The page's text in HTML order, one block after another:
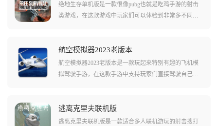
绝地生存单机版是一款很像pubg也就是吃鸡手游的射击
类游戏，在这款游戏中玩家们可以体验到非常多不同种
手，磨炼自己的实力！在这款游戏中，玩家们还能够收
集到不少优质的道具，通过利用这些道具和武器，玩家
们能简单的增强自己的实力！
航空模拟器2023老版本
航空模拟器2023老版本是一款玩起来特别有趣的飞机模
拟驾驶手游，在这款手游中支持玩家们直接驾驶自己的
同的设施。飞机在空中时还支持一定的自动飞行能力，
大大的降低玩家们游玩的负担!但是起飞降落这些流程都
逃离克里夫联机版
逃离克里夫联机版是一款适合多人联机游玩的射击搜打